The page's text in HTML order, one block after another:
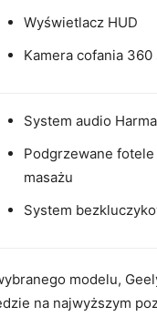
Wyświetlacz HUD
Kamera cofania 360
System audio
Podgrzewane
masażu
System
modelu,
na najwyższym